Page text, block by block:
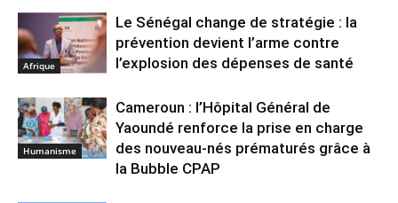
Afrique
Le Sénégal change de stratégie : la
prévention devient l’arme contre
l’explosion des dépenses de santé
Humanisme
Cameroun : l’Hôpital Général de
Yaoundé renforce la prise en charge
des nouveau-nés prématurés grâce à
la Bubble CPAP